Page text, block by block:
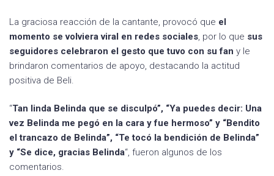
La graciosa reacción de la cantante, provocó que el
momento se volviera viral en redes sociales, por lo que sus
seguidores celebraron el gesto que tuvo con su fan y le
brindaron comentarios de apoyo, destacando la actitud
positiva de Beli.
“Tan linda Belinda que se disculpó”, “Ya puedes decir: Una
vez Belinda me pegó en la cara y fue hermoso” y “Bendito
el trancazo de Belinda”, “Te tocó la bendición de Belinda”
y “Se dice, gracias Belinda“, fueron algunos de los
comentarios.